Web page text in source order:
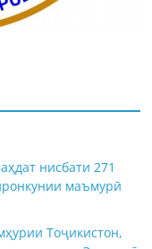
нисбати 271
маъмурӣ
Тоҷикистон,